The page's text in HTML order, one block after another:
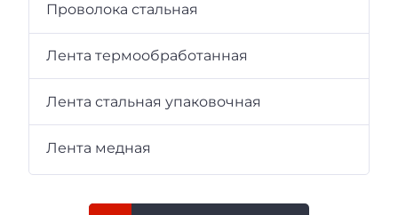
Проволока стальная
Лента термообработанная
Лента стальная упаковочная
Лента медная